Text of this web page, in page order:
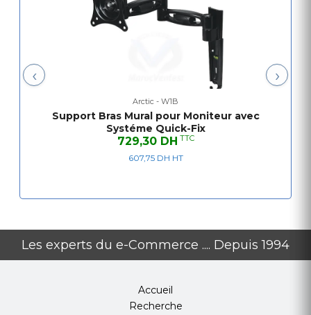
‹ ›
Arctic - W1B
Support Bras Mural pour Moniteur avec
Systéme Quick-Fix
729,30 DH TTC
607,75 DH HT
Les experts du e-Commerce .... Depuis 1994
Accueil
Recherche